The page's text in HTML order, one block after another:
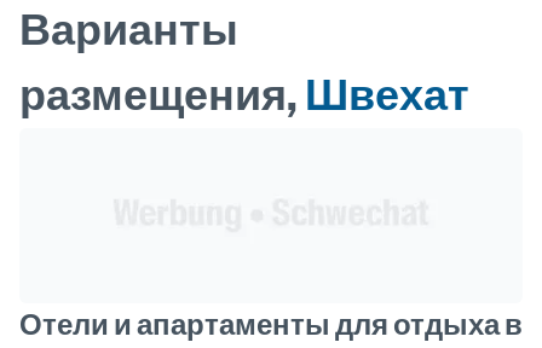
Варианты
размещения,Швехат
Отели и апартаменты для отдыха в